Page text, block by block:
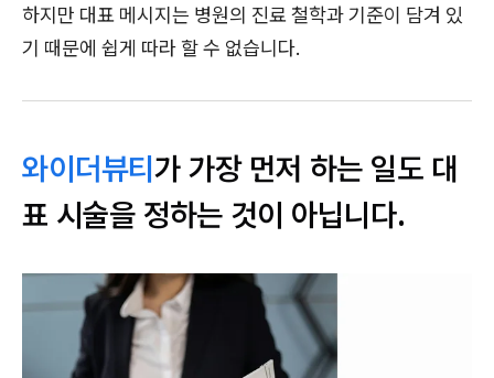
하지만 대표 메시지는 병원의 진료 철학과 기준이 담겨 있
기 때문에 쉽게 따라 할 수 없습니다.
와이더뷰티가 가장 먼저 하는 일도 대
표 시술을 정하는 것이 아닙니다.